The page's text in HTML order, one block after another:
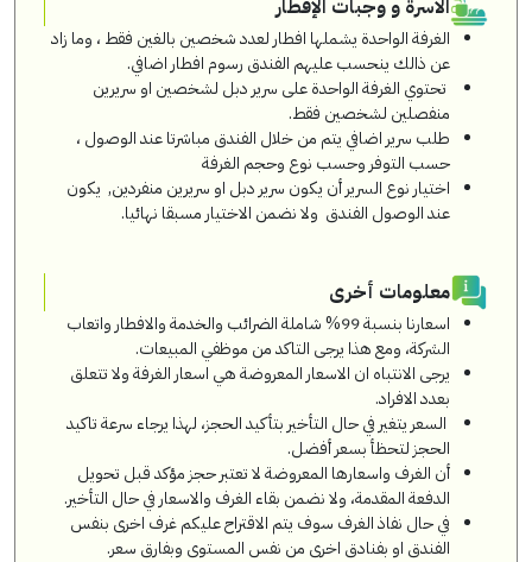
الاسرة و وجبات الإفطار
الغرفة الواحدة يشملها افطار لعدد شخصين بالغين فقط ، وما زاد
عن ذالك ينحسب عليهم الفندق رسوم افطار اضافي.
تحتوي الغرفة الواحدة على سرير دبل لشخصين او سريرين
منفصلين لشخصين فقط.
طلب سرير اضافي يتم من خلال الفندق مباشرتا عند الوصول ،
حسب التوفر وحسب نوع وحجم الغرفة
اختيار نوع السرير أن يكون سرير دبل او سريرين منفردين, يكون
عند الوصول الفندق ولا نضمن الاختيار مسبقا نهائيا.
معلومات أخرى
اسعارنا بنسبة 99% شاملة الضرائب والخدمة والافطار واتعاب
الشركة، ومع هذا يرجى التاكد من موظفي المبيعات.
يرجى الانتباه ان الاسعار المعروضة هي اسعار الغرفة ولا تتعلق
بعدد الافراد.
السعر يتغير في حال التأخير بتأكيد الحجز، لهذا يرجاء سرعة تاكيد
الحجز لتحظأ بسعر أفضل.
أن الغرف واسعارها المعروضة لا تعتبر حجز مؤكد قبل تحويل
الدفعة المقدمة، ولا نضمن بقاء الغرف والاسعار في حال التأخير.
في حال نفاذ الغرف سوف يتم الاقتراح عليكم غرف اخرى بنفس
الفندق او بفنادق اخرى من نفس المستوى وبفارق سعر.